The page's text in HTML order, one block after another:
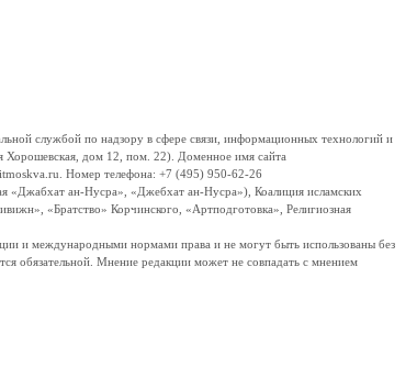
службой по надзору в сфере связи, информационных технологий и
дом 12, пом. 22). Доменное имя сайта
Номер телефона: +7 (495) 950-62-26
«Джабхат ан-Нусра», «Джебхат ан-Нусра»), Коалиция исламских
«Братство» Корчинского, «Артподготовка», Религиозная
и международными нормами права и не могут быть использованы без
обязательной. Мнение редакции может не совпадать с мнением